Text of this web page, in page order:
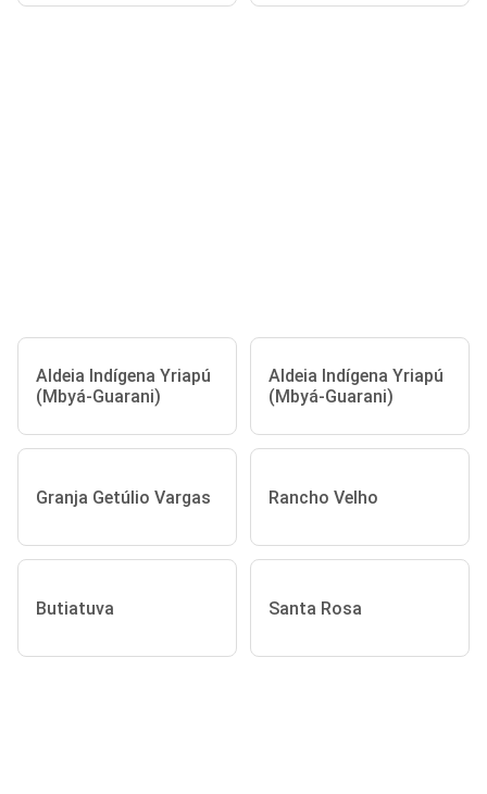
Aldeia Indígena Yriapú
(Mbyá-Guarani)
Aldeia Indígena Yriapú
(Mbyá-Guarani)
Granja Getúlio Vargas Rancho Velho
Butiatuva Santa Rosa